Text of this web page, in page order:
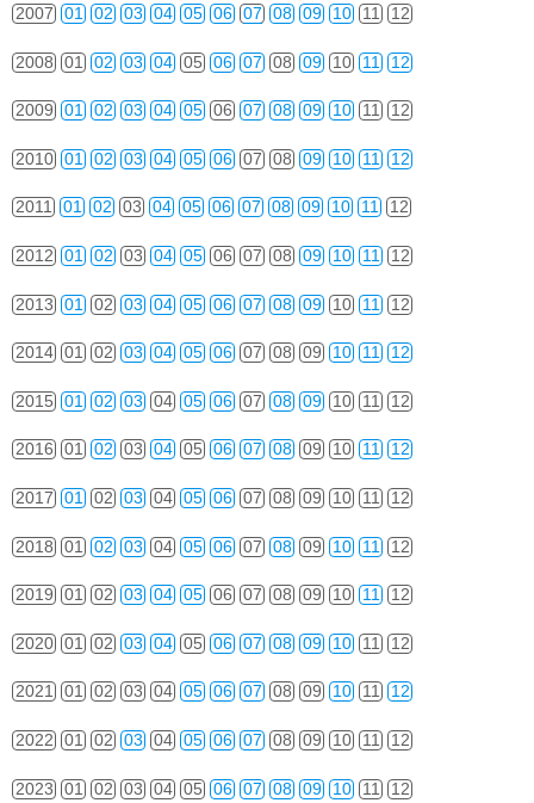
2007 01 02 03 04 05 06 07 08 09 10 11 12
2008 01 02 03 04 05 06 07 08 09 10 11 12
2009 01 02 03 04 05 06 07 08 09 10 11 12
2010 01 02 03 04 05 06 07 08 09 10 11 12
2011 01 02 03 04 05 06 07 08 09 10 11 12
2012 01 02 03 04 05 06 07 08 09 10 11 12
2013 01 02 03 04 05 06 07 08 09 10 11 12
2014 01 02 03 04 05 06 07 08 09 10 11 12
2015 01 02 03 04 05 06 07 08 09 10 11 12
2016 01 02 03 04 05 06 07 08 09 10 11 12
2017 01 02 03 04 05 06 07 08 09 10 11 12
2018 01 02 03 04 05 06 07 08 09 10 11 12
2019 01 02 03 04 05 06 07 08 09 10 11 12
2020 01 02 03 04 05 06 07 08 09 10 11 12
2021 01 02 03 04 05 06 07 08 09 10 11 12
2022 01 02 03 04 05 06 07 08 09 10 11 12
2023 01 02 03 04 05 06 07 08 09 10 11 12